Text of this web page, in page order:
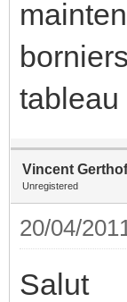
tableau
Vincent
Unregistered
20/04/
Salut